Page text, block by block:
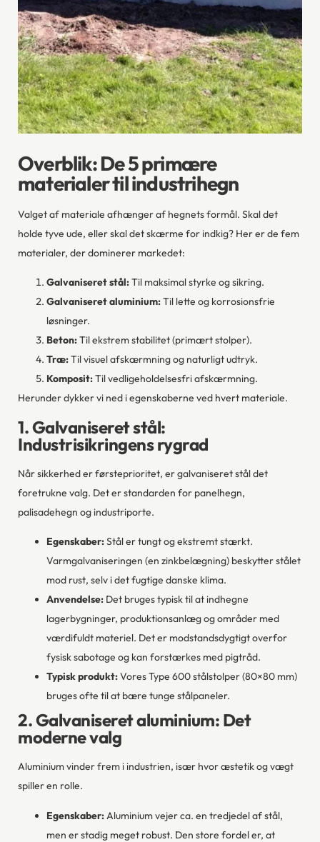
Overblik: De 5 primære
materialer til industrihegn
Valget af materiale afhænger af hegnets formål. Skal det
holde tyve ude, eller skal det skærme for indkig? Her er de fem
materialer, der dominerer markedet:
Galvaniseret stål:Til maksimal styrke og sikring.
Galvaniseret aluminium:Til lette og korrosionsfrie
løsninger.
Beton:Til ekstrem stabilitet (primært stolper).
Træ:Til visuel afskærmning og naturligt udtryk.
Komposit:Til vedligeholdelsesfri afskærmning.
Herunder dykker vi ned i egenskaberne ved hvert materiale.
1. Galvaniseret stål:
Industrisikringens rygrad
Når sikkerhed er førsteprioritet, er galvaniseret stål det
foretrukne valg. Det er standarden for panelhegn,
palisadehegn og industriporte.
Egenskaber:Stål er tungt og ekstremt stærkt.
Varmgalvaniseringen (en zinkbelægning) beskytter stålet
mod rust, selv i det fugtige danske klima.
Anvendelse: Det bruges typisk til at indhegne
lagerbygninger, produktionsanlæg og områder med
værdifuldt materiel. Det er modstandsdygtigt overfor
fysisk sabotage og kan forstærkes med pigtråd.
Typisk produkt:Vores Type 600 stålstolper (80×80 mm)
bruges ofte til at bære tunge stålpaneler.
2. Galvaniseret aluminium: Det
moderne valg
Aluminium vinder frem i industrien, især hvor æstetik og vægt
spiller en rolle.
Egenskaber: Aluminium vejer ca. en tredjedel af stål,
men er stadig meget robust. Den store fordel er, at